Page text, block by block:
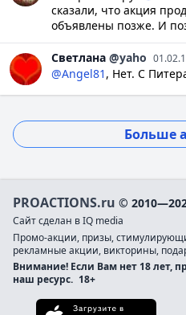
сказали, что акция
объявлены позже. И
Светлана @yaho
@Angel81 , Нет. С
Больше
PROACTIONS.ru ©
Сайт сделан в IQ media
Промо-акции, призы,
рекламные акции, викторины,
Внимание! Если Вам нет 18 лет,
наш ресурс. 18+